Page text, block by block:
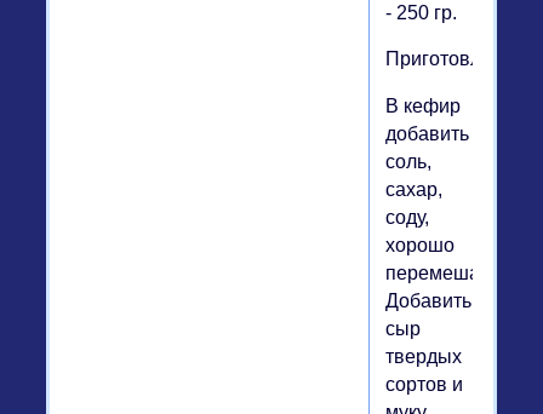
- 250 гр.
Приготовление:
В кефир
добавить
соль,
сахар,
соду,
хорошо
перемешать.
Добавить
сыр
твердых
сортов и